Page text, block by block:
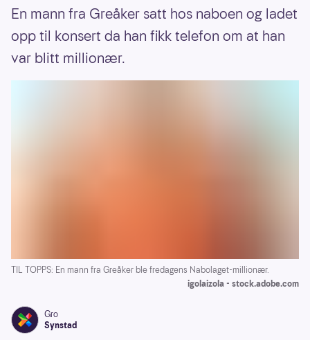
En mann fra Greåker satt hos naboen og ladet
opp til konsert da han fikk telefon om at han
var blitt millionær.
TIL TOPPS: En mann fra Greåker ble fredagens Nabolaget-millionær.
igolaizola - stock.adobe.com
Gro
Synstad